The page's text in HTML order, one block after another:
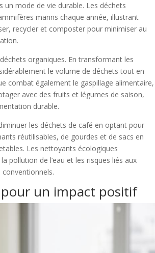
mode de vie durable. Les déchets
marins chaque année, illustrant
recycler et composter pour minimiser au
organiques. En transformant les
le volume de déchets tout en
combat également le gaspillage alimentaire,
avec des fruits et légumes de saison,
durable.
les déchets de café en optant pour
réutilisables, de gourdes et de sacs en
Les nettoyants écologiques
pollution de l’eau et les risques liés aux
un impact positif